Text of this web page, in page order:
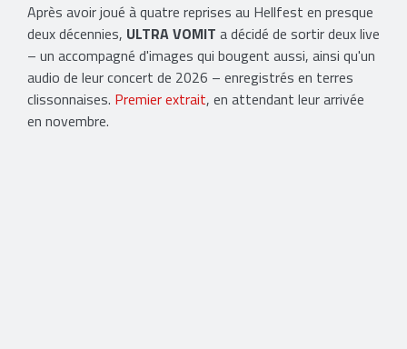
Après avoir joué à quatre reprises au Hellfest en presque
deux décennies, ULTRA VOMIT a décidé de sortir deux live
– un accompagné d'images qui bougent aussi, ainsi qu'un
audio de leur concert de 2026 – enregistrés en terres
clissonnaises. Premier extrait, en attendant leur arrivée
en novembre.